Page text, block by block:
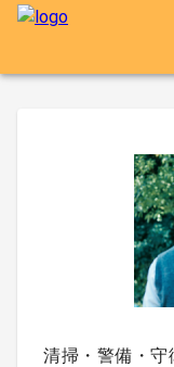
清掃・警備・守